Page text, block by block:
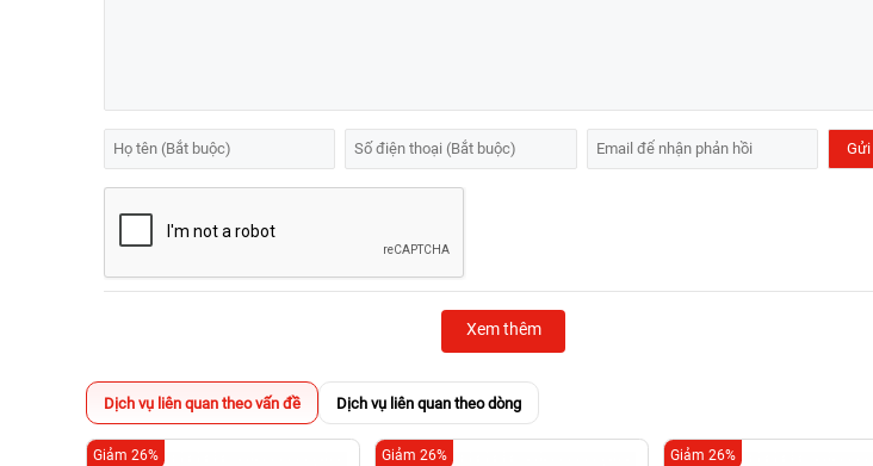
Xem thêm
Dịch vụ liên quan theo vấn đề Dịch vụ liên quan theo dòng
Giảm 26% Giảm 26% Giảm 26%